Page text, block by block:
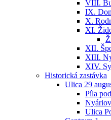
VIII.
IX.
X.
XI.
XII.
XIII.
XIV.
Historická zastávka
Ulica 29
Píla
Ulica